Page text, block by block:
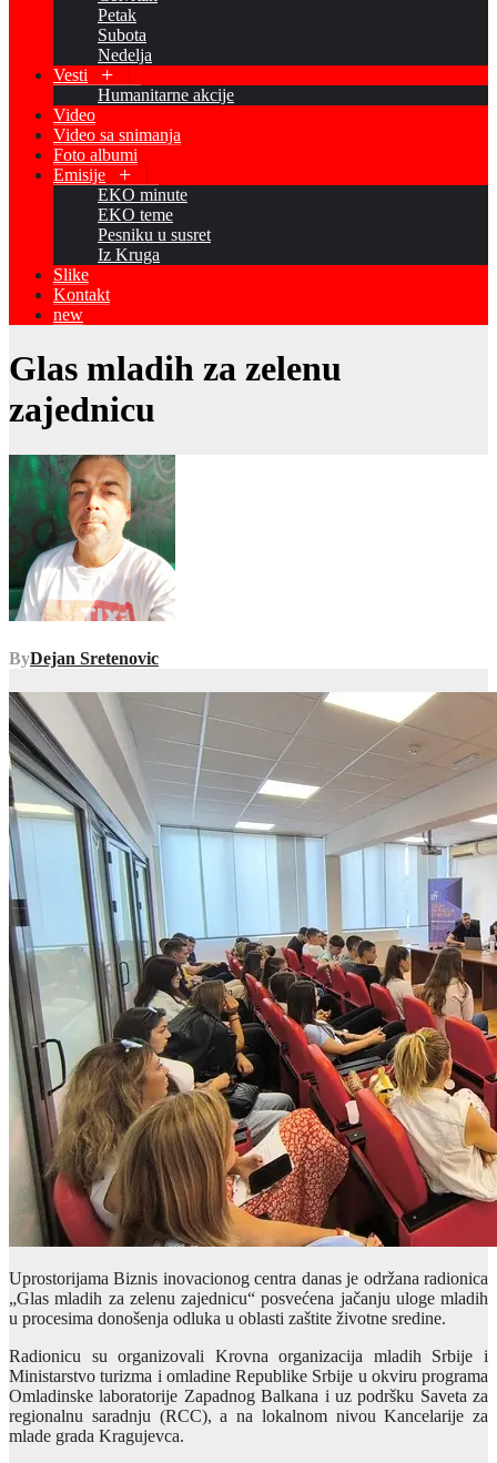
Petak
Subota
Nedelja
Vesti
Humanitarne akcije
Video
Video sa snimanja
Foto albumi
Emisije
EKO minute
EKO teme
Pesniku u susret
Iz Kruga
Slike
Kontakt
new
Glas mladih za zelenu
zajednicu
ByDejan Sretenovic
Uprostorijama Biznis inovacionog centra danas je održana radionica
„Glas mladih za zelenu zajednicu“ posvećena jačanju uloge mladih
u procesima donošenja odluka u oblasti zaštite životne sredine.
Radionicu su organizovali Krovna organizacija mladih Srbije i
Ministarstvo turizma i omladine Republike Srbije u okviru programa
Omladinske laboratorije Zapadnog Balkana i uz podršku Saveta za
regionalnu saradnju (RCC), a na lokalnom nivou Kancelarije za
mlade grada Kragujevca.